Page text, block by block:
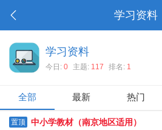
学习资料
学习资料
今日: 0 主题: 117 排名: 1
全部 最新 热门
置顶 中小学教材（南京地区适用）